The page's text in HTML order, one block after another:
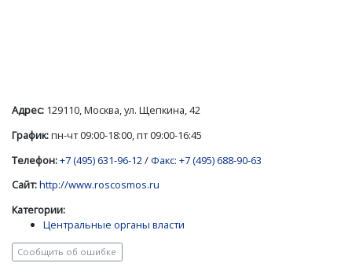
Адрес: 129110, Москва, ул. Щепкина, 42
График:пн-чт 09:00-18:00, пт 09:00-16:45
Телефон:+7 (495) 631-96-12 / Факс: +7 (495) 688-90-63
Сайт:http://www.roscosmos.ru
Категории:
Центральные органы власти
Сообщить об ошибке